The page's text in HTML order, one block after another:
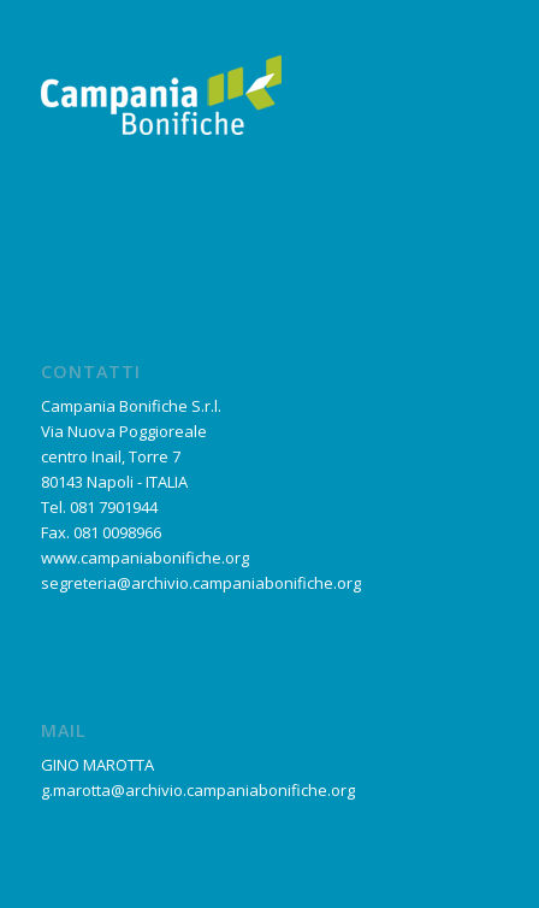
CONTATTI
Campania Bonifiche S.r.l.
Via Nuova Poggioreale
centro Inail, Torre 7
80143 Napoli - ITALIA
Tel. 081 7901944
Fax. 081 0098966
www.campaniabonifiche.org
segreteria@archivio.campaniabonifiche.org
MAIL
GINO MAROTTA
g.marotta@archivio.campaniabonifiche.org